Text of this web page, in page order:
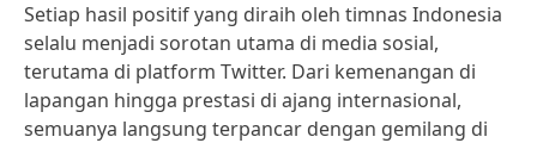
Setiap hasil positif yang diraih oleh timnas Indonesia
selalu menjadi sorotan utama di media sosial,
terutama di platform Twitter. Dari kemenangan di
lapangan hingga prestasi di ajang internasional,
semuanya langsung terpancar dengan gemilang di